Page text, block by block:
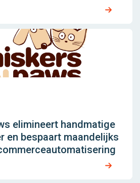
elimineert handmatige
en bespaart maandelijks